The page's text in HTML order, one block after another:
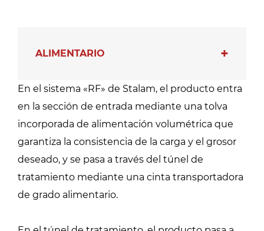
ALIMENTARIO
En el sistema «RF» de Stalam, el producto entra
en la sección de entrada mediante una tolva
incorporada de alimentación volumétrica que
garantiza la consistencia de la carga y el grosor
deseado, y se pasa a través del túnel de
tratamiento mediante una cinta transportadora
de grado alimentario.